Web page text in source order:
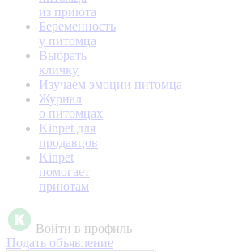
из приюта
Беременность
у питомца
Выбрать
кличку
Изучаем эмоции питомца
Журнал
о питомцах
Kinpet для
продавцов
Kinpet
помогает
приютам
Войти в профиль
Подать объявление